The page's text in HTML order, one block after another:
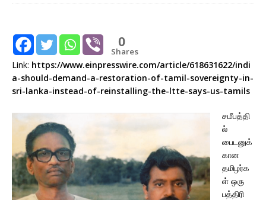
0
Shares
Link: https://www.einpresswire.com/article/618631622/indi
a-should-demand-a-restoration-of-tamil-sovereignty-in-
sri-lanka-instead-of-reinstalling-the-ltte-says-us-tamils
சமீபத்தி
ல்
பைடனுக்
கான
தமிழர்க
ள் ஒரு
பத்திரி